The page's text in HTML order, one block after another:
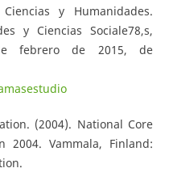
y Humanidades.
y Ciencias Sociale78,s,
febrero de 2015, de
(2004). National Core
2004. Vammala, Finland: